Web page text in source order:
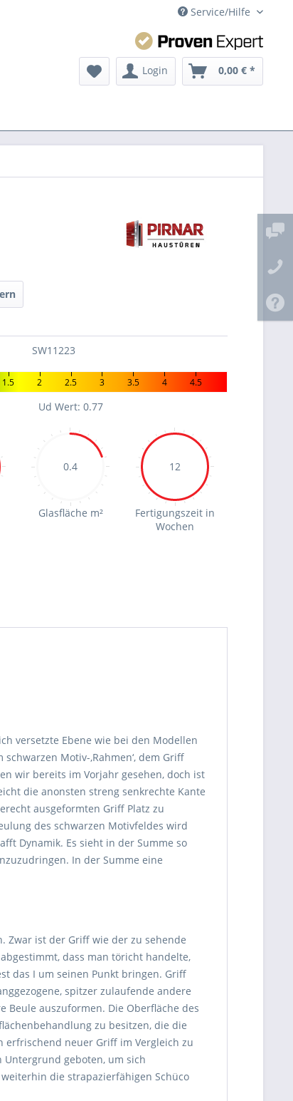
Service/Hilfe
Login 0,00 € *
SW11223
1.5 2 2.5 3 3.5 4 4.5
Ud Wert: 0.77
0.4
Glasfläche m²
12
Fertigungszeit in
Wochen
versetzte Ebene wie bei den Modellen
Motiv-‚Rahmen‘, dem Griff
wir bereits im Vorjahr gesehen, doch ist
die anonsten streng senkrechte Kante
ausgeformten Griff Platz zu
des schwarzen Motivfeldes wird
Dynamik. Es sieht in der Summe so
In der Summe eine
Zwar ist der Griff wie der zu sehende
dass man töricht handelte,
das I um seinen Punkt bringen. Griff
spitzer zulaufende andere
Beule auszuformen. Die Oberfläche des
zu besitzen, die die
erfrischend neuer Griff im Vergleich zu
geboten, um sich
die strapazierfähigen Schüco